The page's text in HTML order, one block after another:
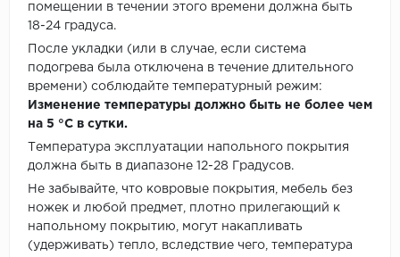
помещении в течении этого времени должна быть
18-24 градуса.
После укладки (или в случае, если система
подогрева была отключена в течение длительного
времени) соблюдайте температурный режим:
Изменение температуры должно быть не более чем
на 5 °C в сутки.
Температура эксплуатации напольного покрытия
должна быть в диапазоне 12-28 Градусов.
Не забывайте, что ковровые покрытия, мебель без
ножек и любой предмет, плотно прилегающий к
напольному покрытию, могут накапливать
(удерживать) тепло, вследствие чего, температура